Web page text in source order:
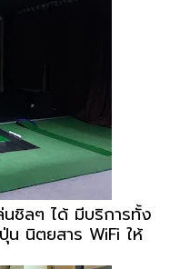
นชิลๆ ได้ มีบริการทั้ง
นิตยสาร WiFi ให้